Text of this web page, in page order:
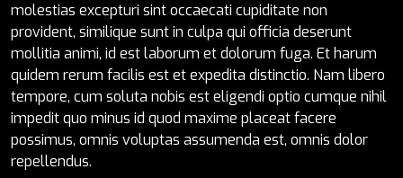
molestias excepturi sint occaecati cupiditate non
provident, similique sunt in culpa qui officia deserunt
mollitia animi, id est laborum et dolorum fuga. Et harum
quidem rerum facilis est et expedita distinctio. Nam libero
tempore, cum soluta nobis est eligendi optio cumque nihil
impedit quo minus id quod maxime placeat facere
possimus, omnis voluptas assumenda est, omnis dolor
repellendus.